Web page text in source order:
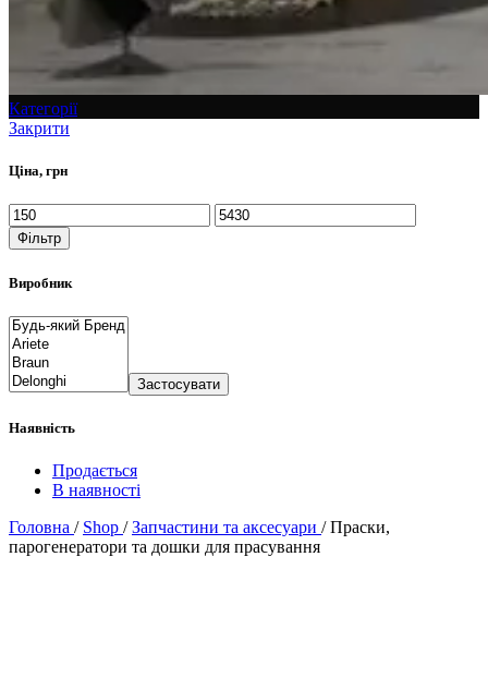
Категорії
Закрити
Ціна, грн
Фільтр
Виробник
Застосувати
Наявність
Продається
В наявності
Головна / Shop / Запчастини та аксесуари / Праски,
парогенератори та дошки для прасування